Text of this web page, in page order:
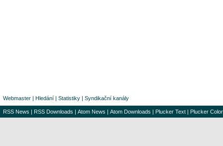
Webmaster | Hledání | Statistiky | Syndikační kanály
RSS News | RSS Downloads | Atom News | Atom Downloads | Plucker Text | Plucker Color